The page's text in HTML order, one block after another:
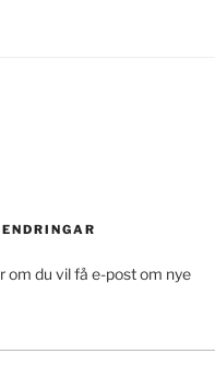
om du vil få e-post om nye